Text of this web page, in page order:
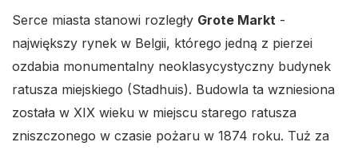
Serce miasta stanowi rozległy Grote Markt -
największy rynek w Belgii, którego jedną z pierzei
ozdabia monumentalny neoklasycystyczny budynek
ratusza miejskiego (Stadhuis). Budowla ta wzniesiona
została w XIX wieku w miejscu starego ratusza
zniszczonego w czasie pożaru w 1874 roku. Tuż za